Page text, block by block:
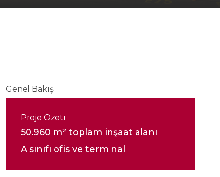
Genel Bakış
Proje Özeti
50.960 m² toplam inşaat alanı
A sınıfı ofis ve terminal